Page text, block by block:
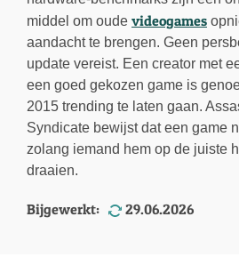
middel om oude videogames
aandacht te brengen. Geen
update vereist. Een creator met
een goed gekozen game is
2015 trending te laten gaan.
Syndicate bewijst dat een game
zolang iemand hem op de juiste
draaien.
Bijgewerkt: 29.06.2026